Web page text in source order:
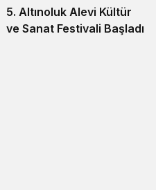
5. Altınoluk Alevi Kültür
ve Sanat Festivali Başladı